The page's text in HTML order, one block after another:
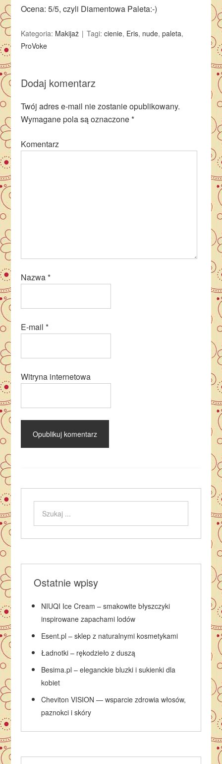
Ocena: 5/5, czyli Diamentowa Paleta:-)
Kategoria: Makijaż Tagi:cienie, Eris, nude,paleta,
ProVoke
Dodaj komentarz
Twój adres e-mail nie zostanie opublikowany.
Wymagane pola są oznaczone*
Komentarz
Nazwa*
E-mail*
Witryna internetowa
Ostatnie wpisy
NIUQI Ice Cream – smakowite błyszczyki
inspirowane zapachami lodów
Esent.pl – sklep z naturalnymi kosmetykami
Ładnotki – rękodzieło z duszą
Besima.pl – eleganckie bluzki i sukienki dla
kobiet
Cheviton VISION — wsparcie zdrowia włosów,
paznokci i skóry